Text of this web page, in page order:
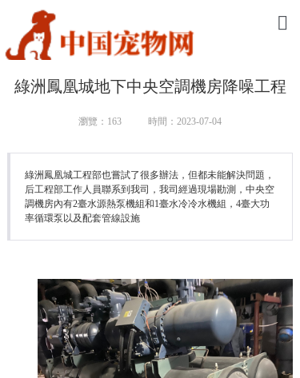
綠洲鳳凰城地下中央空調機房降噪工程
瀏覽：163 時間：2023-07-04
綠洲鳳凰城工程部也嘗試了很多辦法，但都未能解決問題，
后工程部工作人員聯系到我司，我司經過現場勘測，中央空
調機房內有2臺水源熱泵機組和1臺水冷冷水機組，4臺大功
率循環泵以及配套管線設施